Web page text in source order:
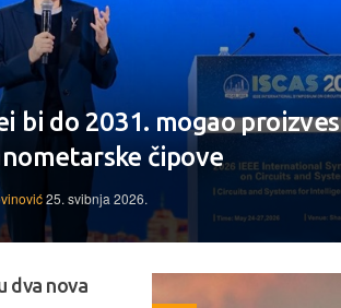
bi do 2031. mogao
čipove
25. svibnja 2026.
dva nova